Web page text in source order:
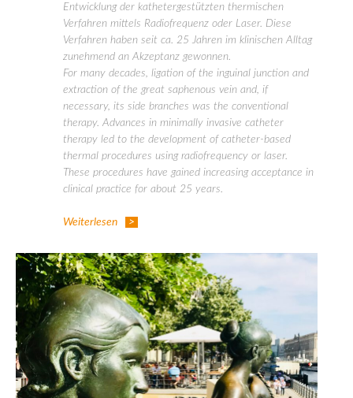
Entwicklung der kathetergestützten thermischen
Verfahren mittels Radiofrequenz oder Laser. Diese
Verfahren haben seit ca. 25 Jahren im klinischen Alltag
zunehmend an Akzeptanz gewonnen.
For many decades, ligation of the inguinal junction and
extraction of the great saphenous vein and, if
necessary, its side branches was the conventional
therapy. Advances in minimally invasive catheter
therapy led to the development of catheter-based
thermal procedures using radiofrequency or laser.
These procedures have gained increasing acceptance in
clinical practice for about 25 years.
Weiterlesen